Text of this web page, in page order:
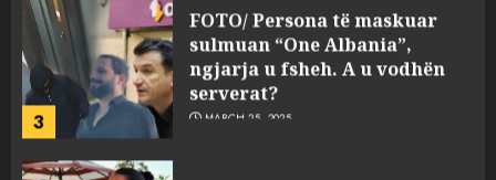
3
FOTO/ Persona të maskuar
sulmuan “One Albania”,
ngjarja u fsheh. A u vodhën
serverat?
MARCH 25, 2025